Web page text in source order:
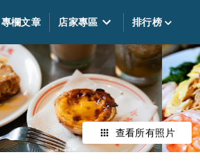
專欄文章 店家專區 排行榜
查看所有照片